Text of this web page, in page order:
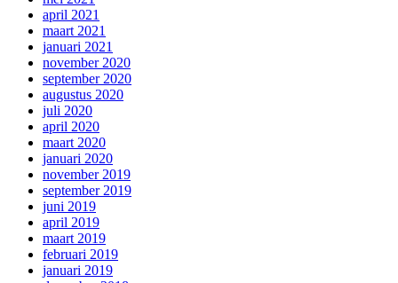
april 2021
maart 2021
januari 2021
november 2020
september 2020
augustus 2020
juli 2020
april 2020
maart 2020
januari 2020
november 2019
september 2019
juni 2019
april 2019
maart 2019
februari 2019
januari 2019